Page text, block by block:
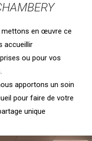
mettons en œuvre ce
accueillir
ou pour vos
apportons un soin
pour faire de votre
unique